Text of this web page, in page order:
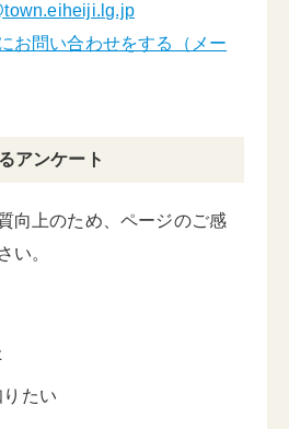
お問い合わせをする（メー
アンケート
向上のため、ページのご感
い。
りたい